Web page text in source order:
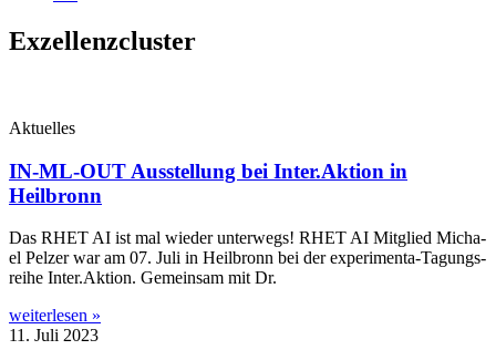
Exzellenzcluster
Aktuelles
IN-ML-OUT Ausstellung bei Inter.Aktion in
Heilbronn
Das RHET AI ist mal wie­der unter­wegs! RHET AI Mit­glied Micha­
el Pel­zer war am 07. Juli in Heil­bronn bei der expe­ri­­men­­ta-Tagungs­­­
rei­he Inter.Aktion. Gemein­sam mit Dr.
weiterlesen »
11. Juli 2023